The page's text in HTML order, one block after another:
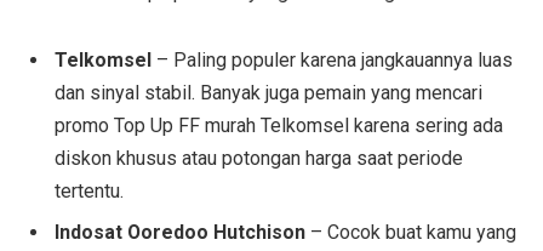
Telkomsel – Paling populer karena jangkauannya luas
dan sinyal stabil. Banyak juga pemain yang mencari
promo Top Up FF murah Telkomsel karena sering ada
diskon khusus atau potongan harga saat periode
tertentu.
Indosat Ooredoo Hutchison – Cocok buat kamu yang